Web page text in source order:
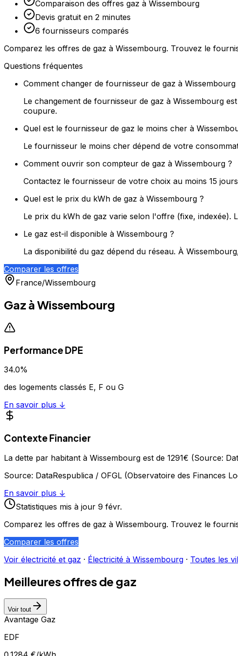
Comparaison des offres gaz à Wissembourg
Devis gratuit en 2 minutes
6 fournisseurs comparés
Comparez les offres de gaz à Wissembourg. Trouvez le
Questions fréquentes
Comment changer de fournisseur de gaz à Wissembourg
Le changement de fournisseur de gaz à Wissembourg
coupure.
Quel est le fournisseur de gaz le moins cher à
Le fournisseur le moins cher dépend de votre
Comment ouvrir son compteur de gaz à Wissembourg ?
Contactez le fournisseur de votre choix au moins 15
Quel est le prix du kWh de gaz à Wissembourg ?
Le prix du kWh de gaz varie selon l'offre (fixe, indexée).
Le gaz est-il disponible à Wissembourg ?
La disponibilité du gaz dépend du réseau. À
Comparer les offres
France/Wissembourg
Gaz àWissembourg
Performance DPE
34.0%
des logements classés E, F ou G
En savoir plus ↓
Contexte Financier
La dette par habitant à Wissembourg est de 1291€ (Source:
Source: DataRespublica / OFGL (Observatoire des Finances
En savoir plus ↓
Statistiques mis à jour 9 févr.
Comparez les offres de gaz à Wissembourg. Trouvez le
Comparer les offres
Voir électricité et gaz · Électricité à Wissembourg · Toutes les
Meilleures offres de gaz
Voir tout
Avantage Gaz
EDF